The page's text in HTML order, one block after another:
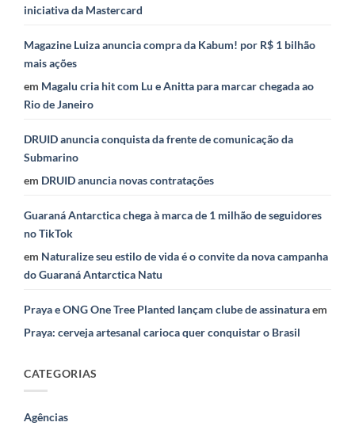
iniciativa da Mastercard
Magazine Luiza anuncia compra da Kabum! por R$ 1 bilhão
mais ações
em Magalu cria hit com Lu e Anitta para marcar chegada ao
Rio de Janeiro
DRUID anuncia conquista da frente de comunicação da
Submarino
em DRUID anuncia novas contratações
Guaraná Antarctica chega à marca de 1 milhão de seguidores
no TikTok
em Naturalize seu estilo de vida é o convite da nova campanha
do Guaraná Antarctica Natu
Praya e ONG One Tree Planted lançam clube de assinaturaem
Praya: cerveja artesanal carioca quer conquistar o Brasil
CATEGORIAS
Agências